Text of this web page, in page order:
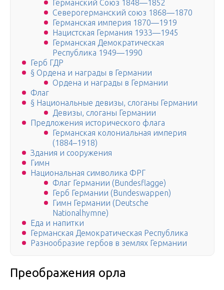
Германский Союз 1848—1852
Северогерманский союз 1868—1870
Германская империя 1870—1919
Нацистская Германия 1933—1945
Германская Демократическая
Республика 1949—1990
Герб ГДР
§ Ордена и награды в Германии
Ордена и награды в Германии
Флаг
§ Национальные девизы, слоганы Германии
Девизы, слоганы Германии
Предложения исторического флага
Германская колониальная империя
(1884–1918)
Здания и сооружения
Гимн
Национальная символика ФРГ
Флаг Германии (Bundesflagge)
Герб Германии (Bundeswappen)
Гимн Германии (Deutsche
Nationalhymne)
Еда и напитки
Германская Демократическая Республика
Разнообразие гербов в землях Германии
Преображения орла